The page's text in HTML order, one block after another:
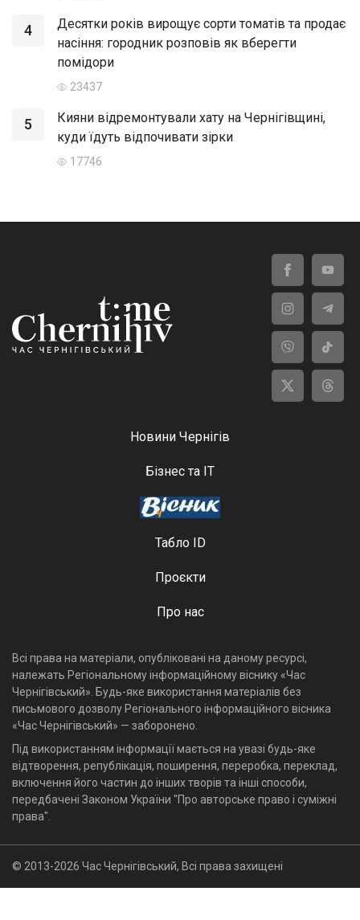
4
Десятки років вирощує сорти томатів та продає
насіння: городник розповів як вберегти
помідори
23437
5
Кияни відремонтували хату на Чернігівщині,
куди їдуть відпочивати зірки
17746
Новини Чернігів
Бізнес та ІТ
Табло ID
Проєкти
Про нас
Всі права на матеріали, опубліковані на даному ресурсі,
належать Регіональному інформаційному віснику «Час
Чернігівський». Будь-яке використання матеріалів без
письмового дозволу Регіонального інформаційного вісника
«Час Чернігівський» — заборонено.
Під використанням інформації мається на увазі будь-яке
відтворення, републікація, поширення, переробка, переклад,
включення його частин до інших творів та інші способи,
передбачені Законом України "Про авторське право і суміжні
права".
© 2013-2026 Час Чернігівський, Всі права захищені